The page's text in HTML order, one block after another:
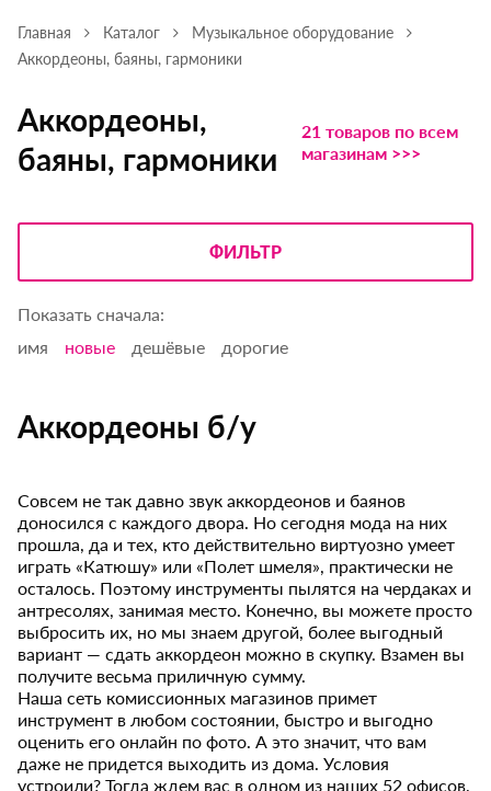
Главная Каталог
Музыкальное оборудование
Аккордеоны, баяны, гармоники
Аккордеоны,
баяны, гармоники
21 товаров по всем
магазинам >>>
ФИЛЬТР
Показать сначала:
имя
новые дешёвые дорогие
Аккордеоны б/у
Совсем не так давно звук аккордеонов и баянов
доносился с каждого двора. Но сегодня мода на них
прошла, да и тех, кто действительно виртуозно умеет
играть «Катюшу» или «Полет шмеля», практически не
осталось. Поэтому инструменты пылятся на чердаках и
антресолях, занимая место. Конечно, вы можете просто
выбросить их, но мы знаем другой, более выгодный
вариант — сдать аккордеон можно в скупку. Взамен вы
получите весьма приличную сумму.
Наша сеть комиссионных магазинов примет
инструмент в любом состоянии, быстро и выгодно
оценить его онлайн по фото. А это значит, что вам
даже не придется выходить из дома. Условия
устроили? Тогда ждем вас в одном из наших 52 офисов,